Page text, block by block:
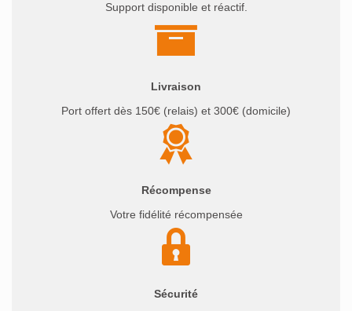
Support disponible et réactif.
Livraison
Port offert dès 150€ (relais) et 300€ (domicile)
Récompense
Votre fidélité récompensée
Sécurité